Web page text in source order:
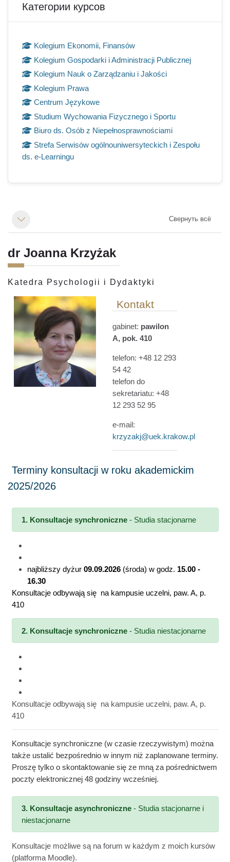
Свернуть Свернуть всё
dr Joanna Krzyżak
Katedra Psychologii i Dydaktyki
Kontakt
gabinet: pawilon
A, pok. 410
telefon: +48 12 293
54 42
telefon do
sekretariatu: +48
12 293 52 95
e-mail:
krzyzakj@uek.krakow.pl
1. Konsultacje synchroniczne- Studia stacjonarne
najbliższy dyżur 09.09.2026(środa) w godz. 15.00 -
16.30
Konsultacje odbywają się na kampusie uczelni, paw. A, p.
410
2. Konsultacje synchroniczne - Studia niestacjonarne
Konsultacje odbywają się na kampusie uczelni, paw. A, p.
410
Konsultacje synchroniczne (w czasie rzeczywistym) można
także ustalić bezpośrednio w innym niż zaplanowane terminy.
Proszę tylko o skontaktowanie się ze mną za pośrednictwem
poczty elektronicznej 48 godziny wcześniej.
3. Konsultacje asynchroniczne - Studia stacjonarne i
niestacjonarne
Konsultacje możliwe są na forum w każdym z moich kursów
(platforma Moodle).
Категории курсов
Kolegium Ekonomii, Finansów
Kolegium Gospodarki i Administracji Publicznej
Kolegium Nauk o Zarządzaniu i Jakości
Kolegium Prawa
Centrum Językowe
Studium Wychowania Fizycznego i Sportu
Biuro ds. Osób z Niepełnosprawnościami
Strefa Serwisów ogólnouniwersyteckich i Zespołu
ds. e-Learningu